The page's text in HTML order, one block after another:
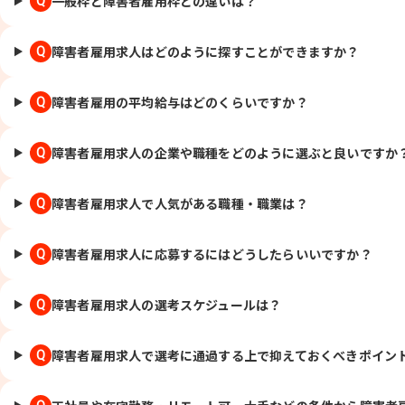
Q 障害者雇用求人はどのように探すことができますか？
Q 障害者雇用の平均給与はどのくらいですか？
Q 障害者雇用求人の企業や職種をどのように選ぶと良いですか
Q 障害者雇用求人で人気がある職種・職業は？
Q 障害者雇用求人に応募するにはどうしたらいいですか？
Q 障害者雇用求人の選考スケジュールは？
Q 障害者雇用求人で選考に通過する上で抑えておくべきポイン